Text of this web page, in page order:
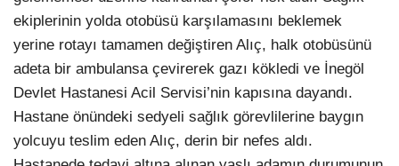
ekiplerinin yolda otobüsü karşılamasını beklemek
yerine rotayı tamamen değiştiren Alıç, halk otobüsünü
adeta bir ambulansa çevirerek gazı kökledi ve İnegöl
Devlet Hastanesi Acil Servisi’nin kapısına dayandı.
Hastane önündeki sedyeli sağlık görevlilerine baygın
yolcuyu teslim eden Alıç, derin bir nefes aldı.